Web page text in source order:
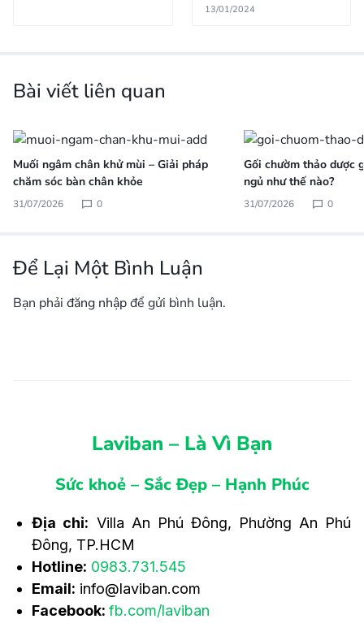
13/01/2024
Bài viết liên quan
Muối ngâm chân khử mùi – Giải pháp
chăm sóc bàn chân khỏe
31/07/2026 0
Gối chườm thảo dược
ngủ như thế nào?
31/07/2026 0
Để Lại Một Bình Luận
Bạn phải đăng nhậpđể gửi bình luận.
Laviban – Là Vì Bạn
Sức khoẻ – Sắc Đẹp – Hạnh Phúc
Địa chỉ: Villa An Phú Đông, Phường An Phú
Đông, TP.HCM
Hotline: 0983.731.545
Email: info@laviban.com
Facebook:fb.com/laviban